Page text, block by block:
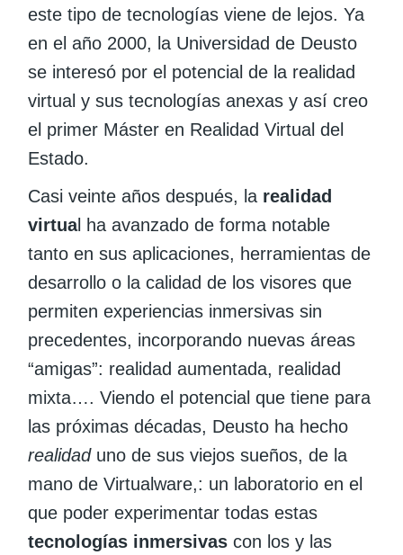
este tipo de tecnologías viene de lejos. Ya
en el año 2000, la Universidad de Deusto
se interesó por el potencial de la realidad
virtual y sus tecnologías anexas y así creo
el primer Máster en Realidad Virtual del
Estado.
Casi veinte años después, la realidad
virtual ha avanzado de forma notable
tanto en sus aplicaciones, herramientas de
desarrollo o la calidad de los visores que
permiten experiencias inmersivas sin
precedentes, incorporando nuevas áreas
“amigas”: realidad aumentada, realidad
mixta…. Viendo el potencial que tiene para
las próximas décadas, Deusto ha hecho
realidaduno de sus viejos sueños, de la
mano de Virtualware,: un laboratorio en el
que poder experimentar todas estas
tecnologías inmersivas con los y las